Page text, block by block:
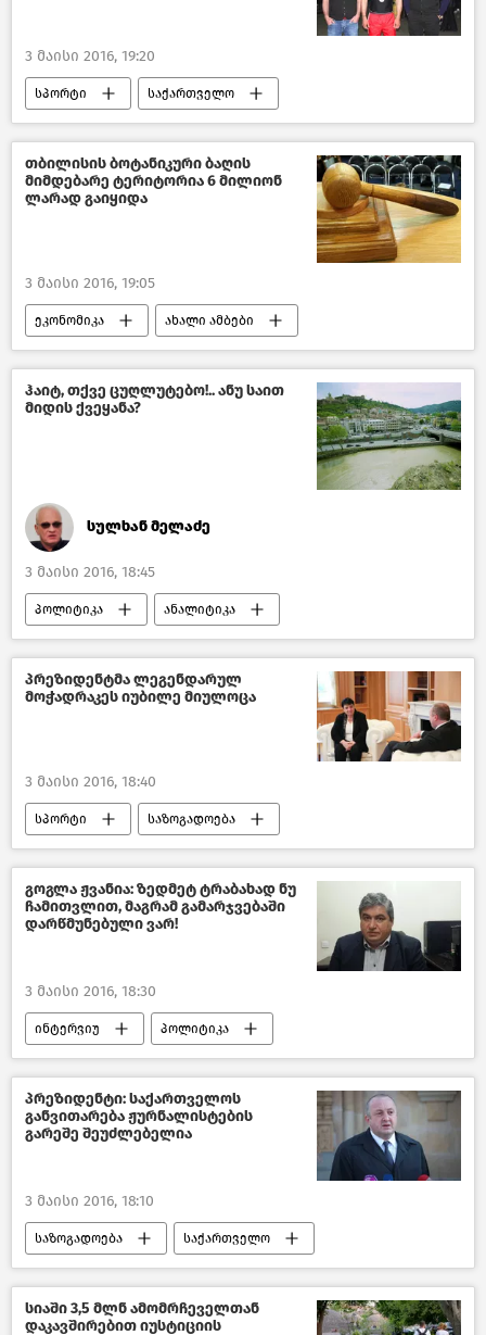
3 მაისი 2016, 19:20
სპორტი საქართველო
მსოფლიოს ახალი ამბები
თბილისის ბოტანიკური ბაღის
მიმდებარე ტერიტორია 6 მილიონ
ლარად გაიყიდა
3 მაისი 2016, 19:05
ეკონომიკა ახალი ამბები
საქართველო
ჰაიტ, თქვე ცუღლუტებო!.. ანუ საით
მიდის ქვეყანა?
სულხან მელაძე
3 მაისი 2016, 18:45
პოლიტიკა ანალიტიკა
მიმოხილვები საქართველო
პრეზიდენტმა ლეგენდარულ
მოჭადრაკეს იუბილე მიულოცა
3 მაისი 2016, 18:40
სპორტი საზოგადოება
საქართველო
გოგლა ჟვანია: ზედმეტ ტრაბახად ნუ
ჩამითვლით, მაგრამ გამარჯვებაში
დარწმუნებული ვარ!
3 მაისი 2016, 18:30
ინტერვიუ პოლიტიკა
ანალიტიკა საქართველო
პრეზიდენტი: საქართველოს
განვითარება ჟურნალისტების
გარეშე შეუძლებელია
3 მაისი 2016, 18:10
საზოგადოება საქართველო
სიაში 3,5 მლნ ამომრჩეველთან
დაკავშირებით იუსტიციის